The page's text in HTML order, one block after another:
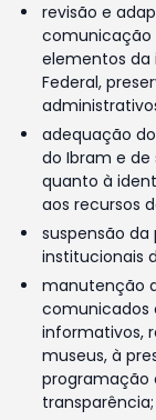
revisão e
comunicação
elementos da
Federal,
adequação
do Ibram e de
quanto à
aos recursos
suspensão
institucionais
manutenção
comunicados
informativos,
museus, à
programação
transparência;